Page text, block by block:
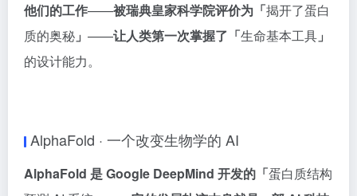
他们的工作——被瑞典皇家科学院评价为「揭开了蛋白
质的奥秘 」 ——让人类第一次掌握了「生命基本工具 」
的设计能力。
AlphaFold · 一个改变生物学的 AI
AlphaFold 是 Google DeepMind 开发的「蛋白质结构